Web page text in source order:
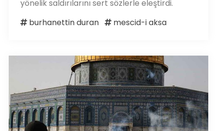
yönelik saldırılarını sert sözlerle eleştirdi.
burhanettin duran
mescid-i aksa